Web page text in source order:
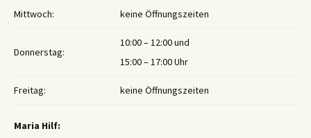
Mittwoch: keine Öffnungszeiten
Donnerstag:
10:00 – 12:00 und
15:00 – 17:00 Uhr
Freitag: keine Öffnungszeiten
Maria Hilf: